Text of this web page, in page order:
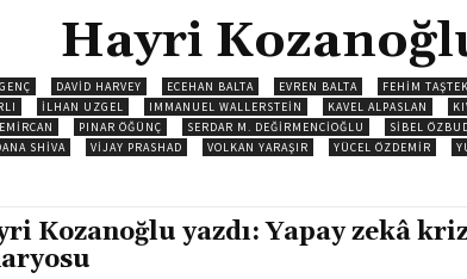
Hayri
DAVID HARVEY ECEHAN BALTA EVREN BALTA FEHIM
İLHAN UZGEL IMMANUEL WALLERSTEIN KAVEL ALPASLAN
PINAR ÖĞÜNÇ SERDAR M. DEĞIRMENCIOĞLU SIBEL
SHIVA VIJAY PRASHAD VOLKAN YARAŞIR YÜCEL ÖZDEMIR
Kozanoğlu yazdı: Yapay zekâ